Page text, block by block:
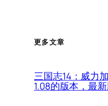
更多文章
三国志14：威力
1.08的版本，最